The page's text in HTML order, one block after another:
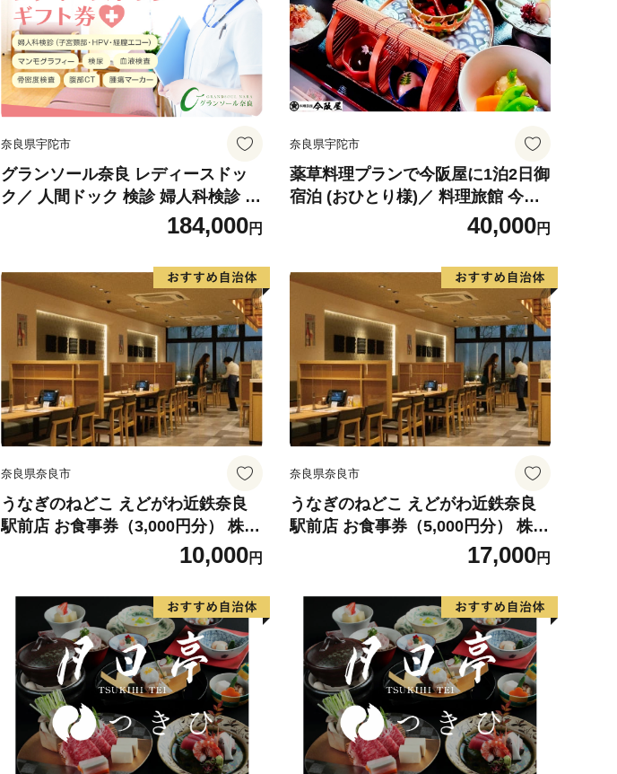
奈良県宇陀市
グランソール奈良 レディースドッ
ク／ 人間ドック 検診 婦人科検診 検
査 結婚記念日 父の日 母の日 敬老の
日 勤労感謝の日 ギフト プレゼント
奈良県 宇陀市 ふるさと納税
184,000円
奈良県宇陀市
薬草料理プランで今阪屋に1泊2日御
宿泊 (おひとり様)／ 料理旅館 今阪
屋 宿泊券 ギフト ホテル 旅館 薬草
のまち宇陀 予約 URL予約 大宇陀 奈
良県 宇陀市 ふるさと納税
40,000円
奈良県奈良市
うなぎのねどこ えどがわ近鉄奈良
駅前店 お食事券（3,000円分） 株式
会社近鉄リテーリング 奈良県 奈良
10,000円
奈良県奈良市
うなぎのねどこ えどがわ近鉄奈良
駅前店 お食事券（5,000円分） 株式
会社近鉄リテーリング 奈良県 奈良
17,000円